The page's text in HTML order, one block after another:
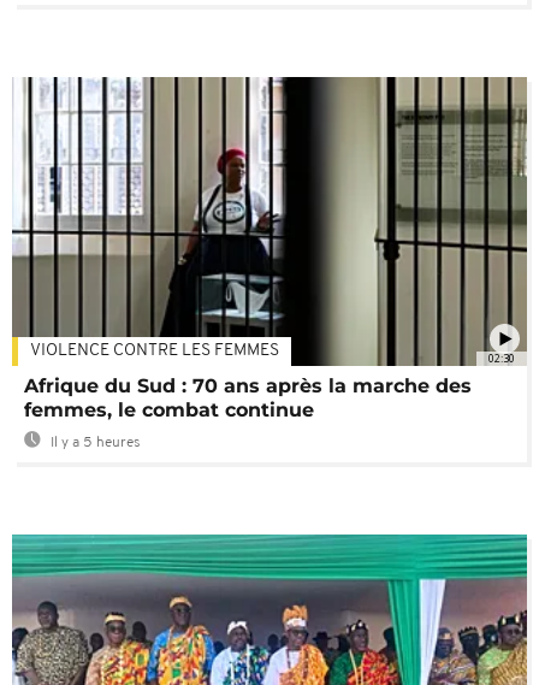
02:30
VIOLENCE CONTRE LES FEMMES
Afrique du Sud : 70 ans après la marche des
femmes, le combat continue
Il y a 5 heures